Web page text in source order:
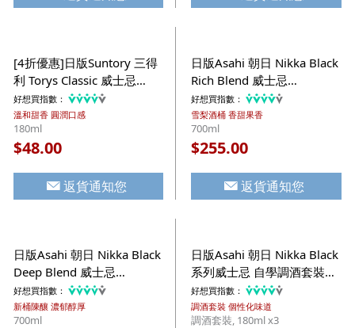
[4折優惠]日版Suntory 三得
利 Torys Classic 威士忌
180ml【市集世界 - 日本市
集】
好想買指數：
溫和甜香 圓潤口感
180ml
$48.00
返貨通知您
日版Asahi 朝日 Nikka Black
Rich Blend 威士忌
700ml【市集世界 - 日本市
集】
好想買指數：
雪梨酒桶 香甜果香
700ml
$255.00
返貨通知您
日版Asahi 朝日 Nikka Black
Deep Blend 威士忌
700ml【市集世界 - 日本市
集】
好想買指數：
新桶陳釀 濃郁醇厚
700ml
日版Asahi 朝日 Nikka Black
系列威士忌 自學調酒套裝
180ml x3【市集世界 - 日本
市集】
好想買指數：
調酒套裝 個性化味道
調酒套裝, 180ml x3